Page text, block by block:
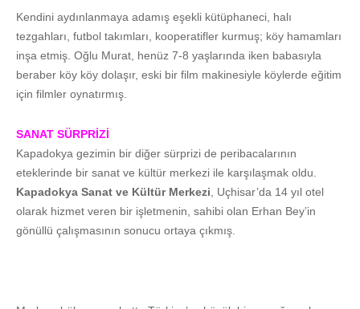
Kendini aydınlanmaya adamış eşekli kütüphaneci, halı
tezgahları, futbol takımları, kooperatifler kurmuş; köy hamamları
inşa etmiş. Oğlu Murat, henüz 7-8 yaşlarında iken babasıyla
beraber köy köy dolaşır, eski bir film makinesiyle köylerde eğitim
için filmler oynatırmış.
SANAT SÜRPRİZİ
Kapadokya gezimin bir diğer sürprizi de peribacalarının
eteklerinde bir sanat ve kültür merkezi ile karşılaşmak oldu.
Kapadokya Sanat ve Kültür Merkezi , Uçhisar’da 14 yıl otel
olarak hizmet veren bir işletmenin, sahibi olan Erhan Bey’in
gönüllü çalışmasının sonucu ortaya çıkmış.